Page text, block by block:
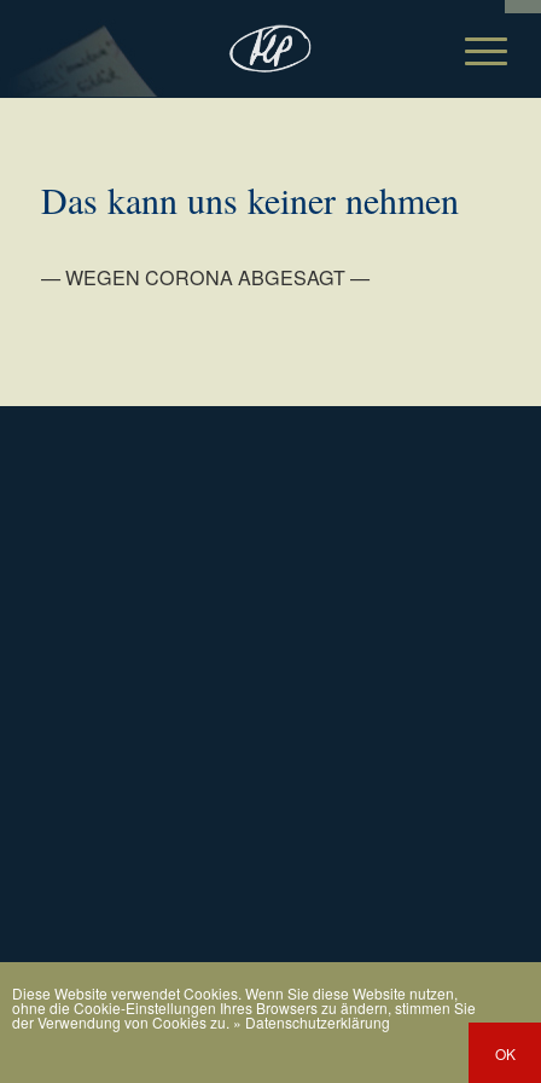
Das kann uns keiner nehmen
— WEGEN CORONA ABGESAGT —
Diese Website verwendet Cookies. Wenn Sie diese Website nutzen,
ohne die Cookie-Einstellungen Ihres Browsers zu ändern, stimmen Sie
der Verwendung von Cookies zu. » Datenschutzerklärung
OK